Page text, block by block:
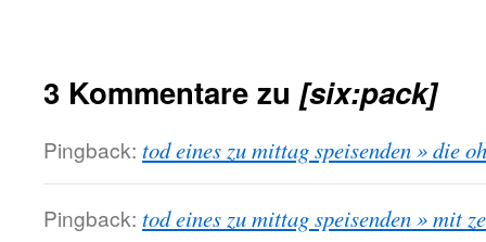
3 Kommentare zu [six:pack]
Pingback: tod eines zu mittag speisenden » die
Pingback: tod eines zu mittag speisenden » mit